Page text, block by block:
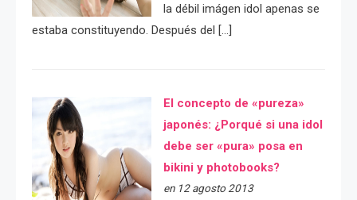
la débil imágen idol apenas se
estaba constituyendo. Después del […]
El concepto de «pureza»
japonés: ¿Porqué si una idol
debe ser «pura» posa en
bikini y photobooks?
en 12 agosto 2013